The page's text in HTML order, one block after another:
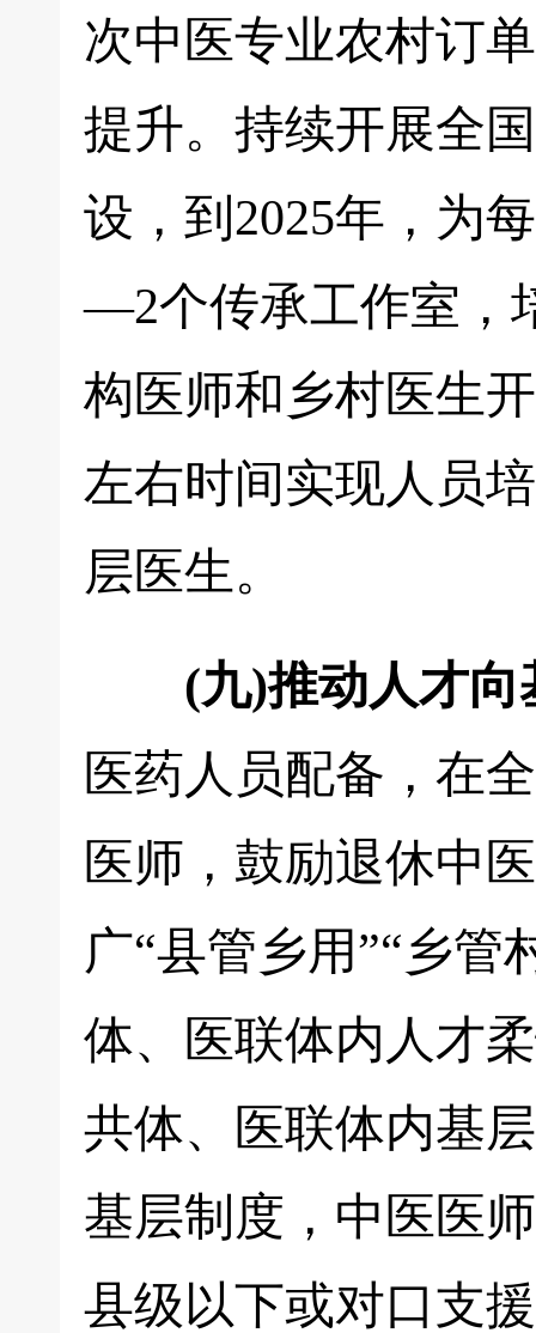
次中医专业农村订
提升。持续开展全
设，到2025年，为
—2个传承工作室，
构医师和乡村医生
左右时间实现人员
层医生。
(九)推动人才向
医药人员配备，在
医师，鼓励退休中
广“县管乡用”“乡管
体、医联体内人才
共体、医联体内基
基层制度，中医医
县级以下或对口支